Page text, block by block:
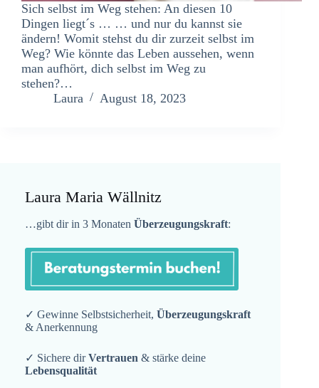
Sich selbst im Weg stehen: An diesen 10
Dingen liegt´s … … und nur du kannst sie
ändern! Womit stehst du dir zurzeit selbst im
Weg? Wie könnte das Leben aussehen, wenn
man aufhört, dich selbst im Weg zu
stehen?…
Laura
August 18, 2023
Laura Maria Wällnitz
…gibt dir in 3 Monaten Überzeugungskraft:
✓ Gewinne Selbstsicherheit, Überzeugungskraft
& Anerkennung
✓ Sichere dirVertrauen & stärke deine
Lebensqualität